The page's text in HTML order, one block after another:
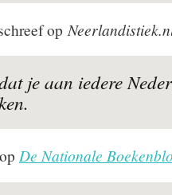
op
je aan iedere
De Nationale